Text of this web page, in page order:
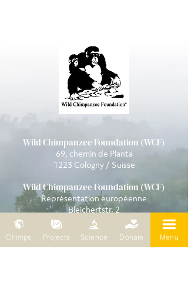
Wild Chimpanzee Foundation (WCF)
69, chemin de Planta
1223 Cologny / Suisse
Wild Chimpanzee Foundation (WCF)
Représentation européenne
Bleichertstr. 2
04155 Leipzig / Allemagne
Téléphone : 0049 (0)341 5904858
E-mail :wcf@wildchimps.org
Chimps Projects Science Donate Menu